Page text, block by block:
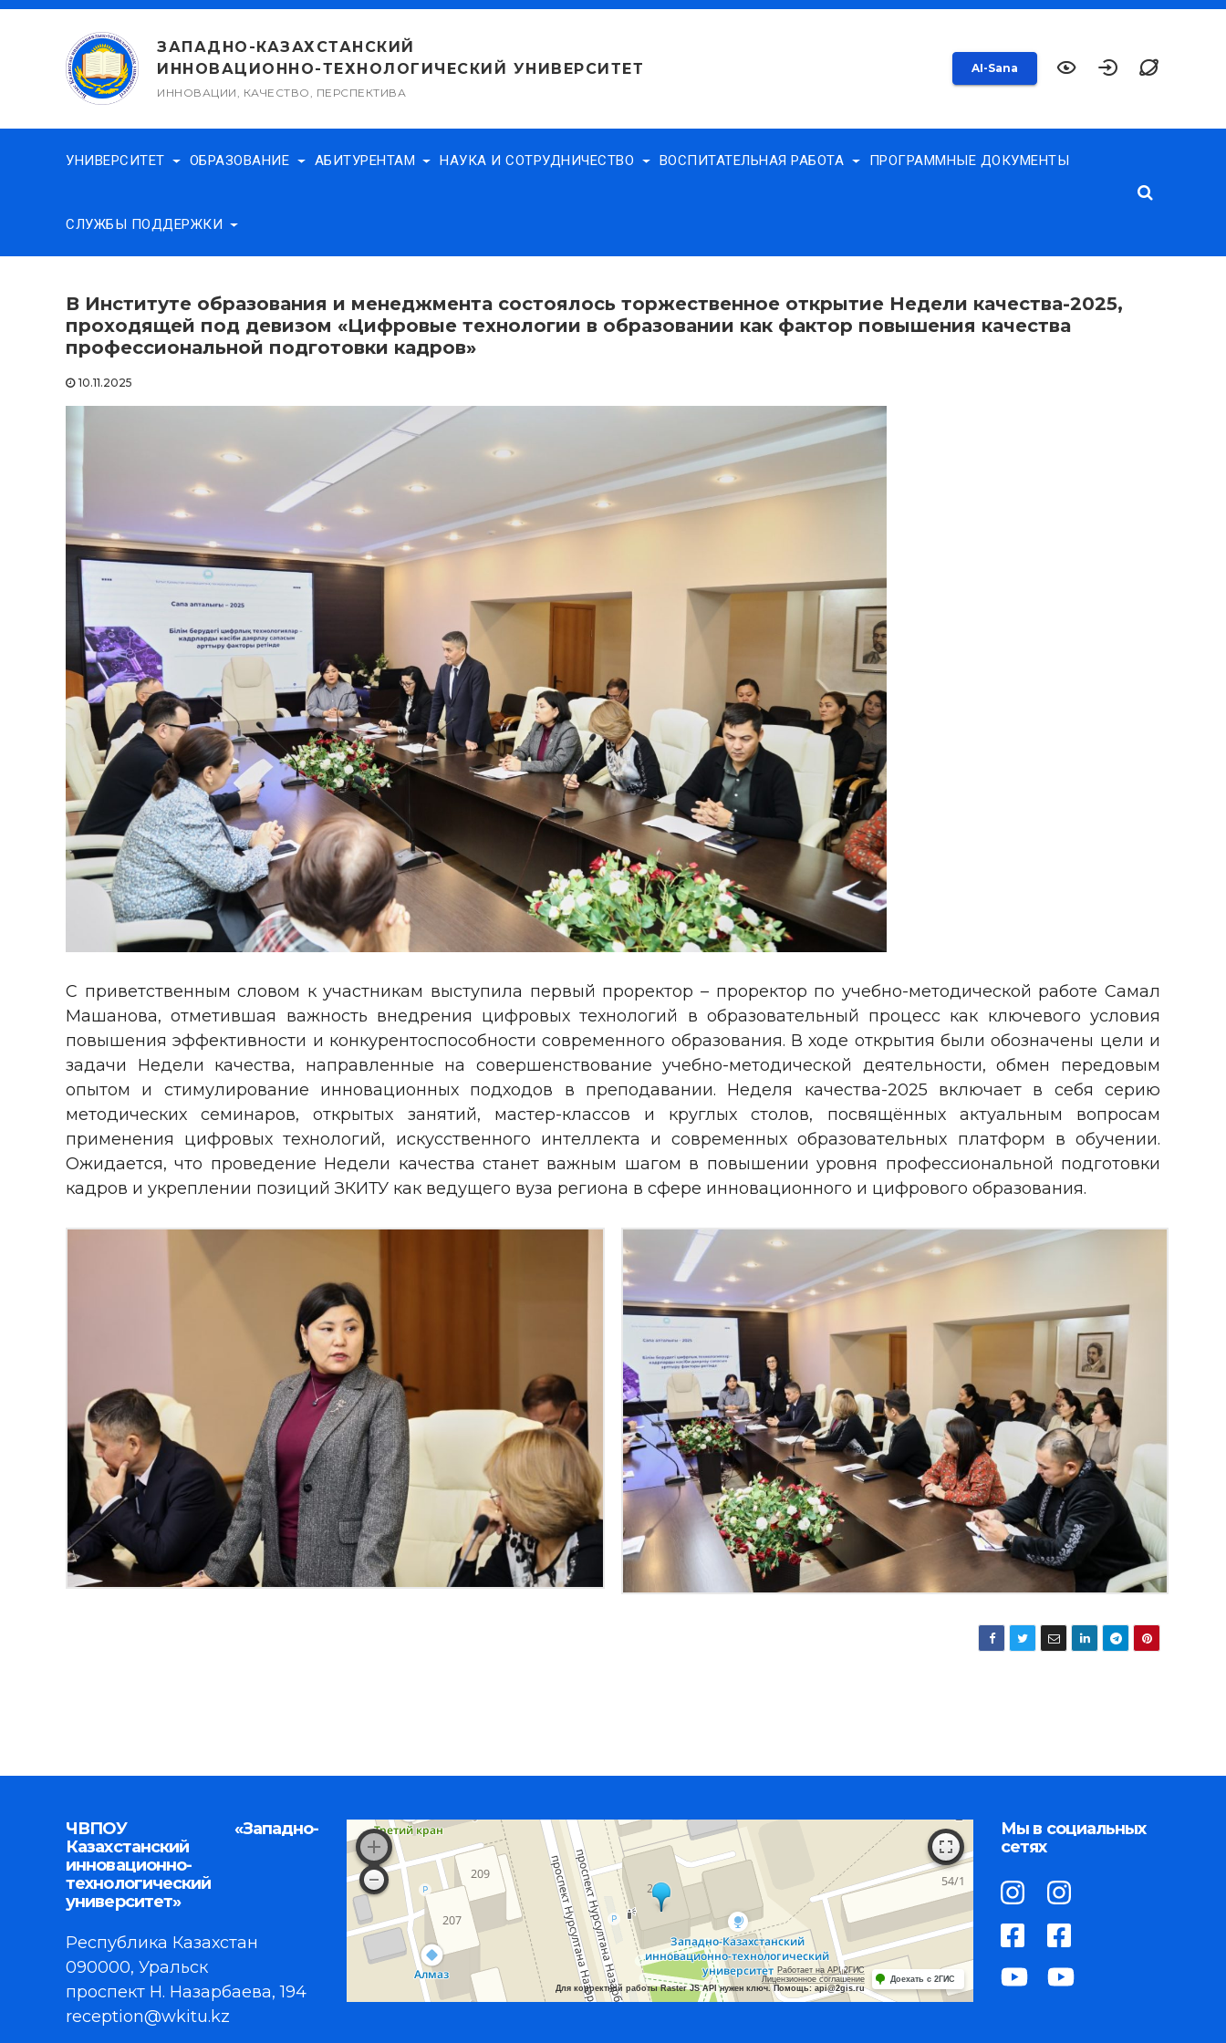
Перейти
содержимому
ЗАПАДНО-КАЗАХСТАНСКИЙ
ИННОВАЦИОННО-ТЕХНОЛОГИЧЕСКИЙ УНИВЕРСИТЕТ
ИННОВАЦИИ, КАЧЕСТВО, ПЕРСПЕКТИВА
AI-Sana
УНИВЕРСИТЕТ ОБРАЗОВАНИЕ АБИТУРЕНТАМ НАУКА И СОТРУДНИЧЕСТВО ВОСПИТАТЕЛЬНАЯ РАБОТА ПРОГРАММНЫЕ ДОКУМЕНТЫ
СЛУЖБЫ ПОДДЕРЖКИ
В Институте образования и менеджмента состоялось торжественное открытие Недели качества-2025,
проходящей под девизом «Цифровые технологии в образовании как фактор повышения качества
профессиональной подготовки кадров»
10.11.2025
С приветственным словом к участникам выступила первый проректор – проректор по учебно-методической работе Самал
Машанова, отметившая важность внедрения цифровых технологий в образовательный процесс как ключевого условия
повышения эффективности и конкурентоспособности современного образования. В ходе открытия были обозначены цели и
задачи Недели качества, направленные на совершенствование учебно-методической деятельности, обмен передовым
опытом и стимулирование инновационных подходов в преподавании. Неделя качества-2025 включает в себя серию
методических семинаров, открытых занятий, мастер-классов и круглых столов, посвящённых актуальным вопросам
применения цифровых технологий, искусственного интеллекта и современных образовательных платформ в обучении.
Ожидается, что проведение Недели качества станет важным шагом в повышении уровня профессиональной подготовки
кадров и укреплении позиций ЗКИТУ как ведущего вуза региона в сфере инновационного и цифрового образования.
ЧВПОУ «Западно-
Казахстанский
инновационно-
технологический
университет»
Республика Казахстан
090000, Уральск
проспект Н. Назарбаева, 194
reception@wkitu.kz
Работает на API 2ГИС
Лицензионное соглашение
Для корректной работы Raster JS API нужен ключ. Помощь: api@2gis.ru
Доехать с 2ГИС
Мы в социальных
сетях